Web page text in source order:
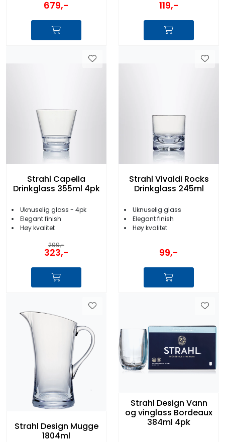
679,- 119,-
Strahl Capella
Drinkglass 355ml 4pk
Uknuselig glass - 4pk
Elegant finish
Høy kvalitet
299,-
323,-
Strahl Vivaldi Rocks
Drinkglass 245ml
Uknuselig glass
Elegant finish
Høy kvalitet
99,-
Strahl Design Mugge
1804ml
Strahl Design Vann
og vinglass Bordeaux
384ml 4pk